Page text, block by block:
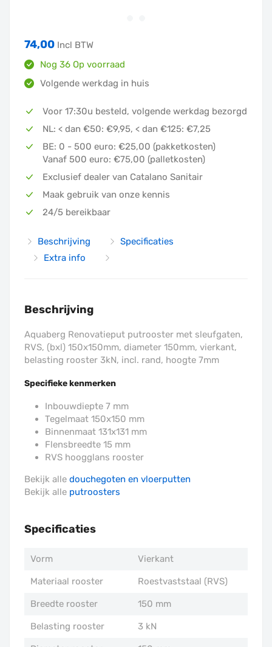
74,00 Incl BTW
Nog 36 Op voorraad
Volgende werkdag in huis
In winkelmandje
Bijbehorende artikelen
Voor 17:30u besteld, volgende werkdag bezorgd
NL: < dan €50: €9,95, < dan €125: €7,25
BE: 0 - 500 euro: €25,00 (pakketkosten)
Vanaf 500 euro: €75,00 (palletkosten)
Exclusief dealer van Catalano Sanitair
Maak gebruik van onze kennis
24/5 bereikbaar
Beschrijving
Specificaties
Extra info
Beschrijving
Aquaberg Renovatieput putrooster met sleufgaten,
RVS, (bxl) 150x150mm, diameter 150mm, vierkant,
belasting rooster 3kN, incl. rand, hoogte 7mm
Specifieke kenmerken
Inbouwdiepte 7 mm
Tegelmaat 150x150 mm
Binnenmaat 131x131 mm
Flensbreedte 15 mm
RVS hoogglans rooster
Bekijk alle douchegoten en vloerputten
Bekijk alle putroosters
Specificaties
Vorm Vierkant
Materiaal rooster Roestvaststaal (RVS)
Breedte rooster 150 mm
Belasting rooster 3 kN